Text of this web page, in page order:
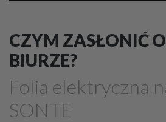
Sanitarne akcesoria, urządzenia
Marmur, granit, kamień naturalny
Meble - okucia, akcesoria
Kominki
CZYM ZASŁONIĆ
BIURZE?
Folia elektryczna
SONTE